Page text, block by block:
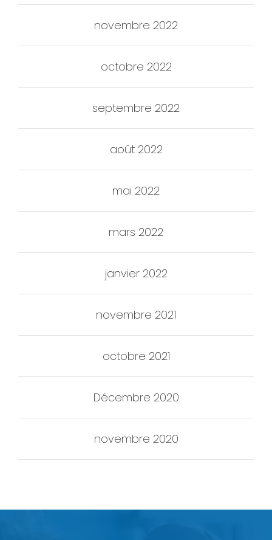
novembre 2022
octobre 2022
septembre 2022
août 2022
mai 2022
mars 2022
janvier 2022
novembre 2021
octobre 2021
Décembre 2020
novembre 2020